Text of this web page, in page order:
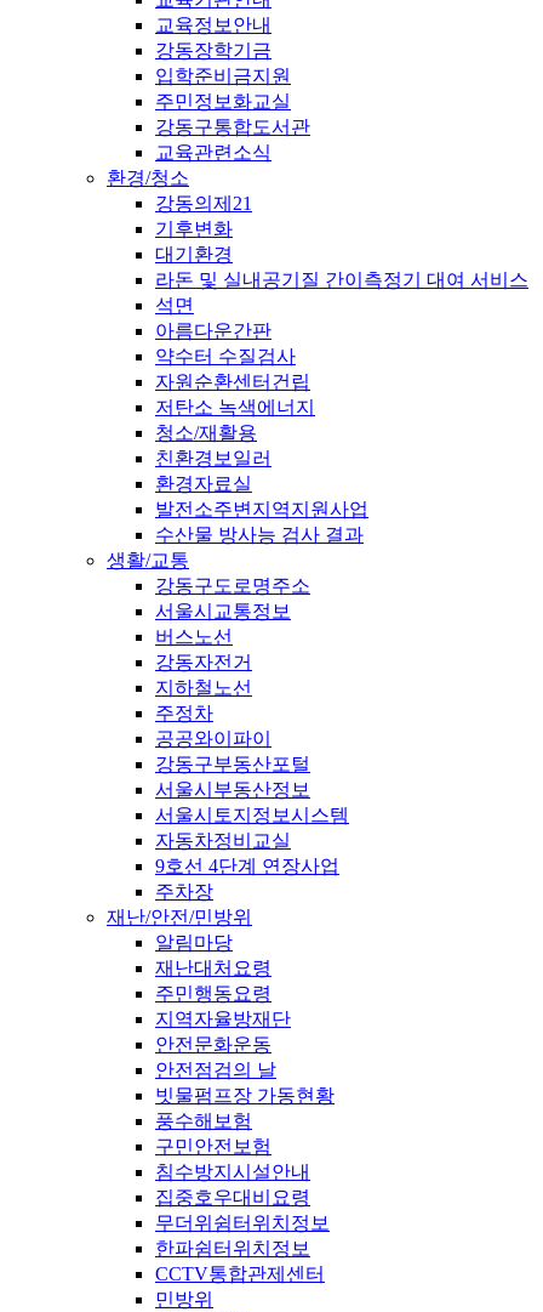
교육정보안내
강동장학기금
입학준비금지원
주민정보화교실
강동구통합도서관
교육관련소식
환경/청소
강동의제21
기후변화
대기환경
라돈 및 실내공기질 간이측정기 대여 서비스
석면
아름다운간판
약수터 수질검사
자원순환센터건립
저탄소 녹색에너지
청소/재활용
친환경보일러
환경자료실
발전소주변지역지원사업
수산물 방사능 검사 결과
생활/교통
강동구도로명주소
서울시교통정보
버스노선
강동자전거
지하철노선
주정차
공공와이파이
강동구부동산포털
서울시부동산정보
서울시토지정보시스템
자동차정비교실
9호선 4단계 연장사업
주차장
재난/안전/민방위
알림마당
재난대처요령
주민행동요령
지역자율방재단
안전문화운동
안전점검의 날
빗물펌프장 가동현황
풍수해보험
구민안전보험
침수방지시설안내
집중호우대비요령
무더위쉼터위치정보
한파쉼터위치정보
CCTV통합관제센터
민방위